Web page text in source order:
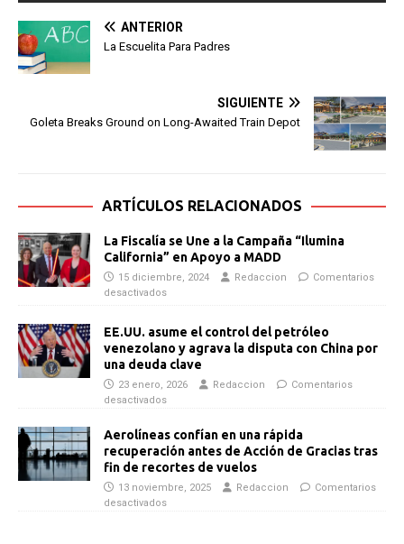
ANTERIOR
La Escuelita Para Padres
SIGUIENTE
Goleta Breaks Ground on Long-Awaited Train Depot
ARTÍCULOS RELACIONADOS
La Fiscalía se Une a la Campaña “Ilumina
California” en Apoyo a MADD
15 diciembre, 2024 Redaccion
Comentarios
desactivados
EE.UU. asume el control del petróleo
venezolano y agrava la disputa con China por
una deuda clave
23 enero, 2026 Redaccion
Comentarios
desactivados
Aerolíneas confían en una rápida
recuperación antes de Acción de Gracias tras
fin de recortes de vuelos
13 noviembre, 2025 Redaccion
Comentarios
desactivados